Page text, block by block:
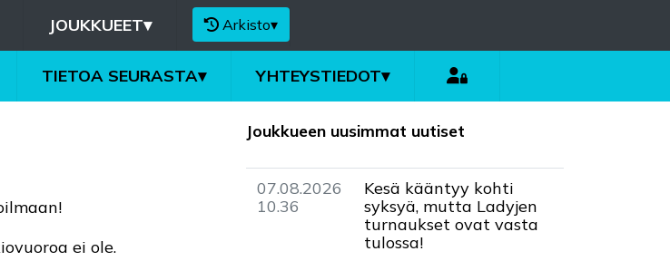
JOUKKUEET▾ Arkisto▾
TIETOA SEURASTA▾ YHTEYSTIEDOT▾
ei ole.
Joukkueen uusimmat uutiset
07.08.2026
10.36
Kesä kääntyy kohti
syksyä, mutta Ladyjen
turnaukset ovat vasta
tulossa!